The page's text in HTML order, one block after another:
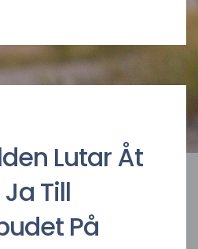
Lutar Åt
Till
På